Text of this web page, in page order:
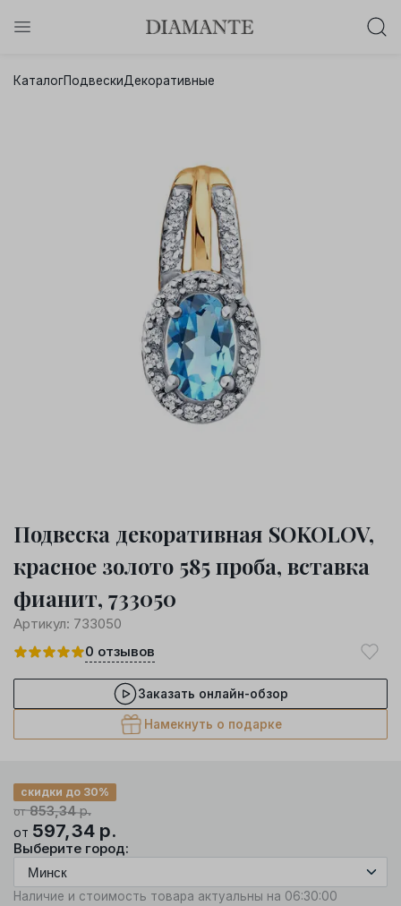
Осталось:
КаталогПодвескиДекоративные
Подвеска декоративная SOKOLOV,
красное золото 585 проба, вставка
фианит, 733050
Артикул: 733050
0 отзывов
Заказать онлайн-обзор
Намекнуть о подарке
от853,34р.
скидки до 30%
от 597,34 р.
Выберите город:
Наличие и стоимость товара актуальны на 06:30:00